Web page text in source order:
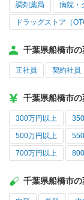
調剤薬局 病院・
ドラッグストア（
千葉県船橋市
正社員 契約社員
千葉県船橋市
300万円以上
500万円以上
700万円以上
千葉県船橋市